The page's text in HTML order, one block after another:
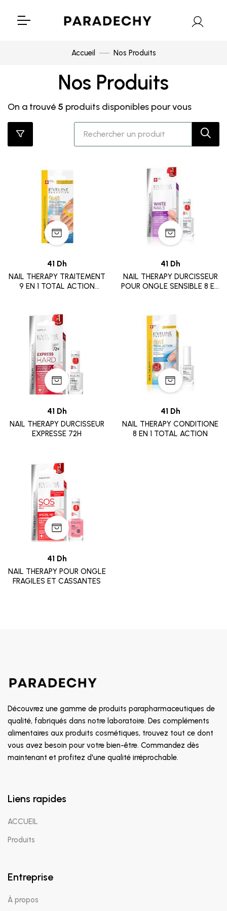
Accueil Nos Produits
Nos Produits
On a trouvé 5 produits disponibles pour vous
41 Dh
NAIL THERAPY TRAITEMENT
9 EN 1 TOTAL ACTION
41 Dh
NAIL THERAPY DURCISSEUR
POUR ONGLE SENSIBLE 8 EN
41 Dh
NAIL THERAPY DURCISSEUR
EXPRESSE 72H
41 Dh
NAIL THERAPY CONDITIONE
8 EN 1 TOTAL ACTION
41 Dh
NAIL THERAPY POUR ONGLE
FRAGILES ET CASSANTES
Découvrez une gamme de produits parapharmaceutiques de
qualité, fabriqués dans notre laboratoire. Des compléments
alimentaires aux produits cosmétiques, trouvez tout ce dont
vous avez besoin pour votre bien-être. Commandez dès
maintenant et profitez d'une qualité irréprochable.
Liens rapides
ACCUEIL
Produits
Entreprise
À propos